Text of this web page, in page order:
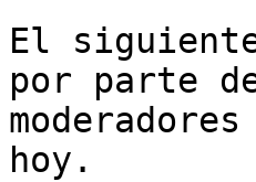
El
por parte
hoy.